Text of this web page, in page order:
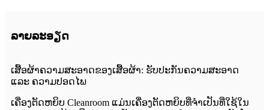
ລາຍລະອຽດ
ເສື້ອຜ້າຄວາມສະອາດຂອງເສື້ອຜ້າ: ຮັບປະກັນຄວາມສະອາດ
ແລະ ຄວາມປອດໄພ
ເຄື່ອງຕັດຫຍິບ Cleanroom ແມ່ນເຄື່ອງຕັດຫຍິບທີ່ຈຳເປັນທີ່ໃຊ້ໃນ